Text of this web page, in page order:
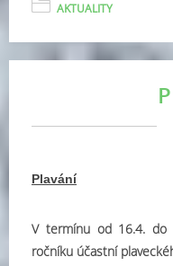
AKTUALITY
Plavání
V termínu od 16.4.
ročníku účastní